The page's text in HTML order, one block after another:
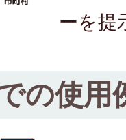
ーを提
の使用